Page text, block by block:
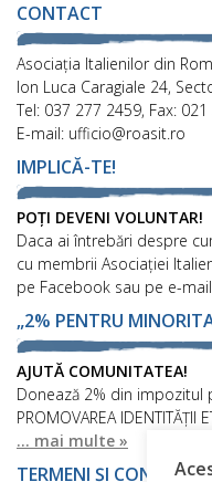
CONTACT
Asociaţia Italienilor din
Ion Luca Caragiale 24,
Tel: 037 277 2459, Fax:
E-mail: ufficio@roasit.ro
IMPLICĂ-TE!
POȚI DEVENI VOLUNTAR!
Daca ai întrebări despre
cu membrii Asociației
pe Facebook sau pe e-
„2% PENTRU
AJUTĂ COMUNITATEA!
Donează 2% din impozitul
PROMOVAREA IDENTITĂȚII
... mai multe »
TERMENI ȘI CONDIȚII